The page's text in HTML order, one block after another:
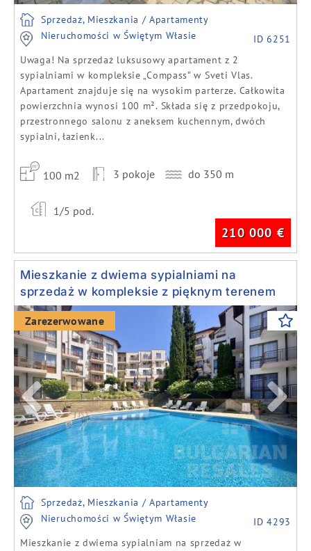
Sprzedaż, Mieszkania / Apartamenty
Nieruchomości w Świętym Własie
ID 6251
Uwaga! Na sprzedaż luksusowy apartament z 2
sypialniami w kompleksie „Compass” w Sveti Vlas.
Apartament znajduje się na wysokim parterze. Całkowita
powierzchnia wynosi 100 m². Składa się z przedpokoju,
przestronnego salonu z aneksem kuchennym, dwóch
sypialni, łazienk...
100 m2 3 pokoje do 350 m
1/5 pod.
210 000 €
Mieszkanie z dwiema sypialniami na
sprzedaż w kompleksie z pięknym terenem
Previous Next
Zarezerwowane
Sprzedaż, Mieszkania / Apartamenty
Nieruchomości w Świętym Własie
ID 4293
Mieszkanie z dwiema sypialniam na sprzedaż w